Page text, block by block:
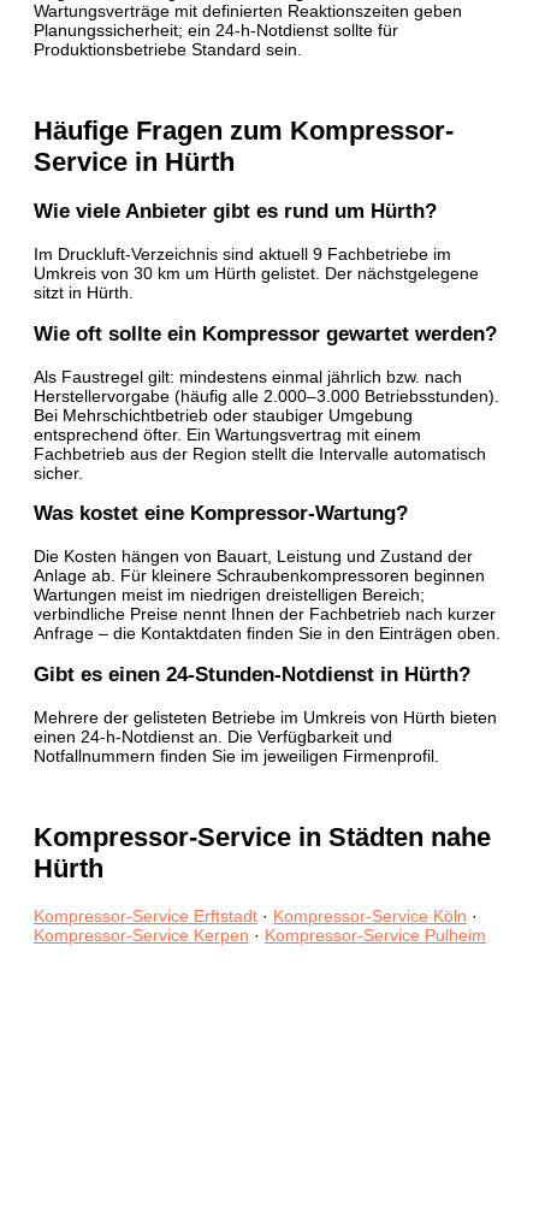
Wartungsverträge mit definierten Reaktionszeiten geben
Planungssicherheit; ein 24-h-Notdienst sollte für
Produktionsbetriebe Standard sein.
Häufige Fragen zum Kompressor-
Service in Hürth
Wie viele Anbieter gibt es rund um Hürth?
Im Druckluft-Verzeichnis sind aktuell 9 Fachbetriebe im
Umkreis von 30 km um Hürth gelistet. Der nächstgelegene
sitzt in Hürth.
Wie oft sollte ein Kompressor gewartet werden?
Als Faustregel gilt: mindestens einmal jährlich bzw. nach
Herstellervorgabe (häufig alle 2.000–3.000 Betriebsstunden).
Bei Mehrschichtbetrieb oder staubiger Umgebung
entsprechend öfter. Ein Wartungsvertrag mit einem
Fachbetrieb aus der Region stellt die Intervalle automatisch
sicher.
Was kostet eine Kompressor-Wartung?
Die Kosten hängen von Bauart, Leistung und Zustand der
Anlage ab. Für kleinere Schraubenkompressoren beginnen
Wartungen meist im niedrigen dreistelligen Bereich;
verbindliche Preise nennt Ihnen der Fachbetrieb nach kurzer
Anfrage – die Kontaktdaten finden Sie in den Einträgen oben.
Gibt es einen 24-Stunden-Notdienst in Hürth?
Mehrere der gelisteten Betriebe im Umkreis von Hürth bieten
einen 24-h-Notdienst an. Die Verfügbarkeit und
Notfallnummern finden Sie im jeweiligen Firmenprofil.
Kompressor-Service in Städten nahe
Hürth
Kompressor-Service Erftstadt · Kompressor-Service Köln ·
Kompressor-Service Kerpen · Kompressor-Service Pulheim